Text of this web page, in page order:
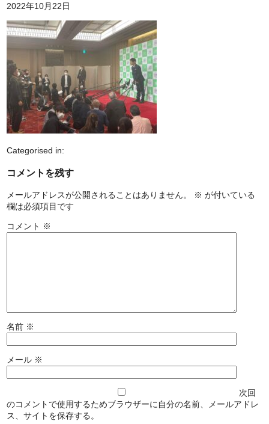
2022年10月22日
Categorised in:
コメントを残す
メールアドレスが公開されることはありません。 ※ が付いている
欄は必須項目です
コメント ※
名前 ※
メール ※
次回
のコメントで使用するためブラウザーに自分の名前、メールアドレ
ス、サイトを保存する。